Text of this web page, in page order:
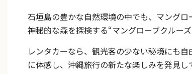
石垣島の豊かな自然環境の中でも、マング
神秘的な森を探検する“マングローブクルー
レンタカーなら、観光客の少ない秘境にも
に体感し、沖縄旅行の新たな楽しみを発見し